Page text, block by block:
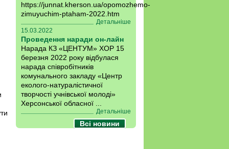
https://junnat.kherson.ua/opomozhemo-
zimuyuchim-ptaham-2022.htm
Детальніше
15.03.2022
Проведення наради он-лайн
Нарада КЗ «ЦЕНТУМ» ХОР 15
березня 2022 року відбулася
нарада співробітників
комунального закладу «Центр
еколого-натуралістичної
творчості учнівської молоді»
Херсонської обласної ...
Детальніше
Всі новини